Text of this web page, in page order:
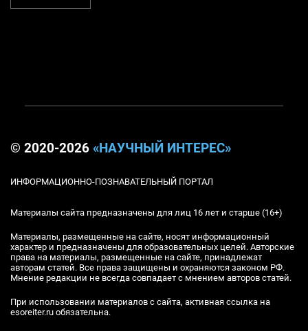
© 2020-2026 «НАУЧНЫЙ ИНТЕРЕС»
ИНФОРМАЦИОННО-ПОЗНАВАТЕЛЬНЫЙ ПОРТАЛ
Материалы сайта предназначены для лиц 16 лет и старше (16+)
Материалы, размещенные на сайте, носят информационный
характер и предназначены для образовательных целей. Авторские
права на материалы, размещенные на сайте, принадлежат
авторам статей. Все права защищены и охраняются законом РФ.
Мнение редакции не всегда совпадает с мнением авторов статей.
При использовании материалов с сайта, активная ссылка на
esoreiter.ru обязательна.